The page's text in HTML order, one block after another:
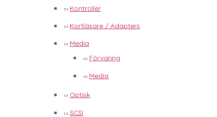
Kontroller
Kortläsare / Adapters
Media
Förvaring
Media
Optisk
SCSI